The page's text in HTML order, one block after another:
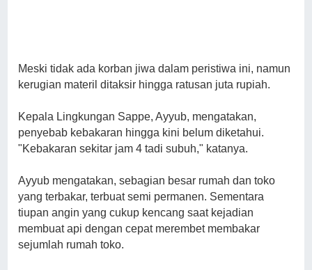
Meski tidak ada korban jiwa dalam peristiwa ini, namun
kerugian materil ditaksir hingga ratusan juta rupiah.
Kepala Lingkungan Sappe, Ayyub, mengatakan,
penyebab kebakaran hingga kini belum diketahui.
"Kebakaran sekitar jam 4 tadi subuh," katanya.
Ayyub mengatakan, sebagian besar rumah dan toko
yang terbakar, terbuat semi permanen. Sementara
tiupan angin yang cukup kencang saat kejadian
membuat api dengan cepat merembet membakar
sejumlah rumah toko.